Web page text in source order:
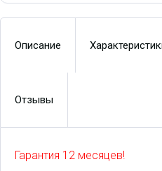
Описание
Отзывы
Гарантия 12 месяцев!